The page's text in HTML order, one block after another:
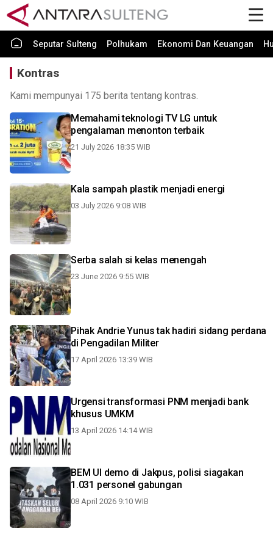
Seputar Sulteng Polhukam Ekonomi Dan Keuangan
Kontras
Kami mempunyai 175 berita tentang kontras.
Memahami teknologi TV LG untuk
pengalaman menonton terbaik
21 July 2026 18:35 WIB
Kala sampah plastik menjadi energi
03 July 2026 9:08 WIB
Serba salah si kelas menengah
23 June 2026 9:55 WIB
Pihak Andrie Yunus tak hadiri sidang perdana
di Pengadilan Militer
17 April 2026 13:39 WIB
Urgensi transformasi PNM menjadi bank
khusus UMKM
13 April 2026 14:14 WIB
BEM UI demo di Jakpus, polisi siagakan
1.031 personel gabungan
08 April 2026 9:10 WIB